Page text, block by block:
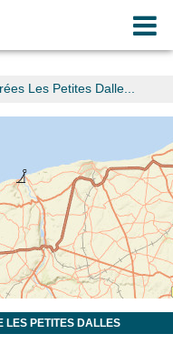
Les Petites Dalle...
LES PETITES DALLES